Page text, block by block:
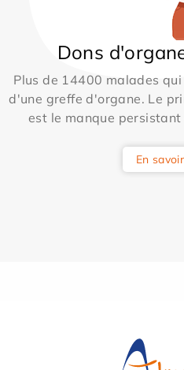
Dons
Plus de 14400 malades
d'une greffe d'organe. Le
est le manque
En